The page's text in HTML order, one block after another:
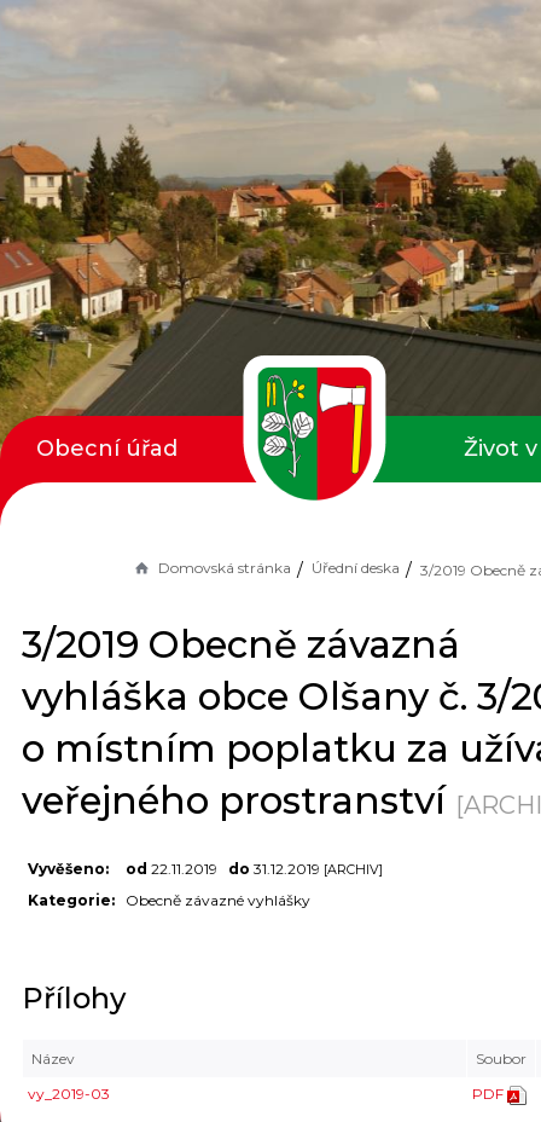
Domovská stránka Úřední deska
3/2019 Obecně závazná
vyhláška obce Olšany č. 3/
o místním poplatku za
veřejného prostranství
Vyvěšeno: od 22.11.2019 do 31.12.2019 [ARCHIV]
Kategorie: Obecně závazné vyhlášky
Přílohy
Název
Soubor
vy_2019-03
PDF
Obecní úřad Život